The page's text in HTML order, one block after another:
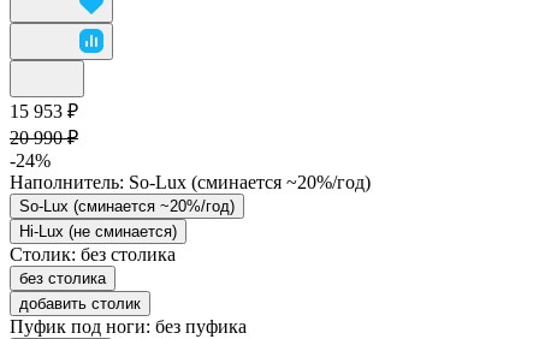
15 953 ₽
20 990 ₽
-24%
Наполнитель: So-Lux (cминается ~20%/год)
So-Lux (cминается ~20%/год)
Hi-Lux (не сминается)
Столик: без столика
без столика
добавить столик
Пуфик под ноги: без пуфика